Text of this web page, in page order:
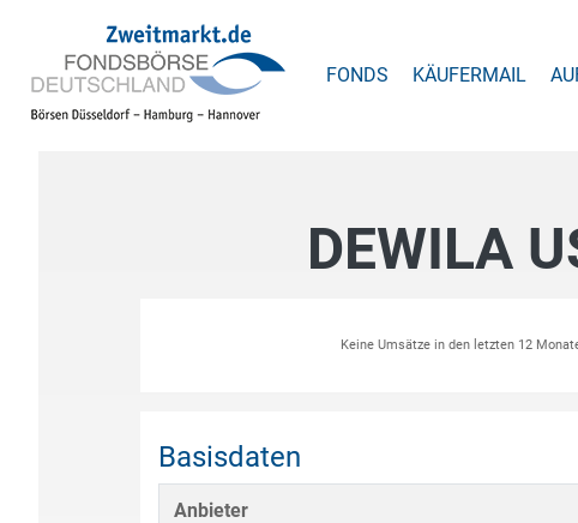
FONDS KÄUFERMAIL
DEWILA
Keine Umsätze in den letzten 12
Basisdaten
Anbieter